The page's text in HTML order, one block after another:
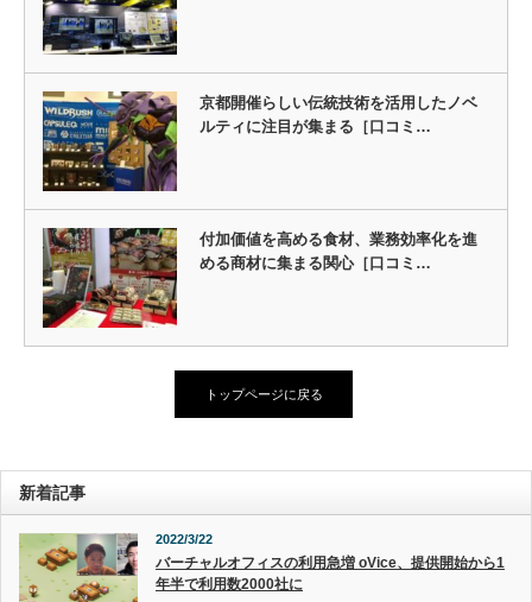
京都開催らしい伝統技術を活用したノベ
ルティに注目が集まる［口コミ…
付加価値を高める食材、業務効率化を進
める商材に集まる関心［口コミ…
トップページに戻る
新着記事
2022/3/22
バーチャルオフィスの利用急増 oVice、提供開始から1
年半で利用数2000社に